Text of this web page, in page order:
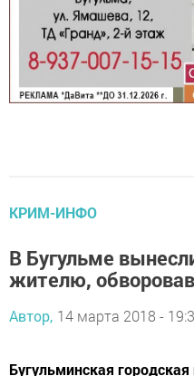
КРИМ-ИНФО
В Бугульме
жителю,
Автор, 14 марта 2018 -
Бугульминская